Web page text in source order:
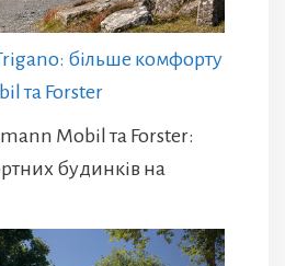
більше комфорту
та Forster
Mobil та Forster:
будинків на